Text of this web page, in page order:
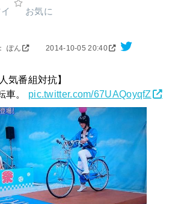
お気に
ぽん 2014-10-05 20:40
気番組対抗】
車。 pic.twitter.com/67UAQoyqfZ